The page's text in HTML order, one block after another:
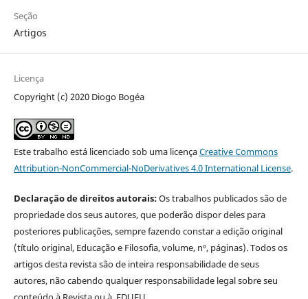
Seção
Artigos
Licença
Copyright (c) 2020 Diogo Bogéa
Este trabalho está licenciado sob uma licençaCreative Commons
Attribution-NonCommercial-NoDerivatives 4.0 International License.
Declaração de direitos autorais:Os trabalhos publicados são de
propriedade dos seus autores, que poderão dispor deles para
posteriores publicações, sempre fazendo constar a edição original
(título original, Educação e Filosofia, volume, nº, páginas). Todos os
artigos desta revista são de inteira responsabilidade de seus
autores, não cabendo qualquer responsabilidade legal sobre seu